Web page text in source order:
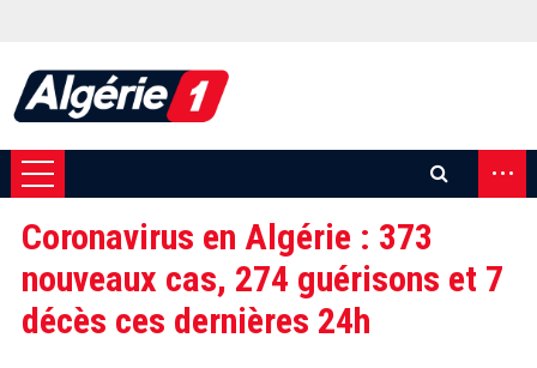
...
Coronavirus en Algérie : 373
nouveaux cas, 274 guérisons et 7
décès ces dernières 24h